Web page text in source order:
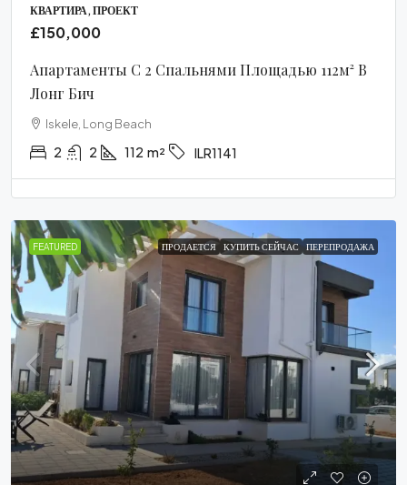
КВАРТИРА, ПРОЕКТ
£150,000
Апартаменты С 2 Спальнями Площадью 112м² В
Лонг Бич
Iskele, Long Beach
2 2 112 m² ILR1141
FEATURED ПРОДАЕТСЯ КУПИТЬ СЕЙЧАС ПЕРЕПРОДАЖА